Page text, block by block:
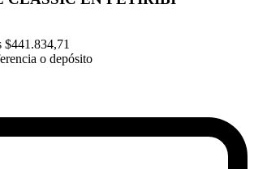
$441.834,71
o depósito